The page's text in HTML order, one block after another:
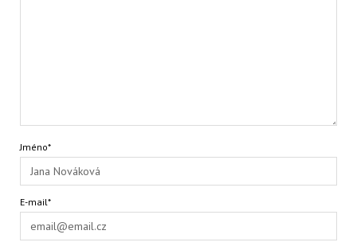
Jméno*
E-mail*